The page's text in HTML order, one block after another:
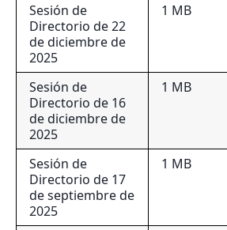
Sesión de
Directorio de 22
de diciembre de
2025
1 MB
Sesión de
Directorio de 16
de diciembre de
2025
1 MB
Sesión de
Directorio de 17
de septiembre de
2025
1 MB